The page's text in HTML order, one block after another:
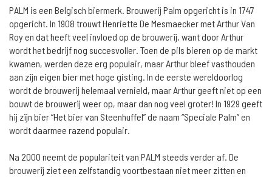
PALM is een Belgisch biermerk. Brouwerij Palm opgericht is in 1747
opgericht. In 1908 trouwt Henriette De Mesmaecker met Arthur Van
Roy en dat heeft veel invloed op de brouwerij, want door Arthur
wordt het bedrijf nog succesvoller. Toen de pils bieren op de markt
kwamen, werden deze erg populair, maar Arthur bleef vasthouden
aan zijn eigen bier met hoge gisting. In de eerste wereldoorlog
wordt de brouwerij helemaal vernield, maar Arthur geeft niet op een
bouwt de brouwerij weer op, maar dan nog veel groter! In 1929 geeft
hij zijn bier “Het bier van Steenhuffel” de naam “Speciale Palm” en
wordt daarmee razend populair.
Na 2000 neemt de populariteit van PALM steeds verder af. De
brouwerij ziet een zelfstandig voortbestaan niet meer zitten en